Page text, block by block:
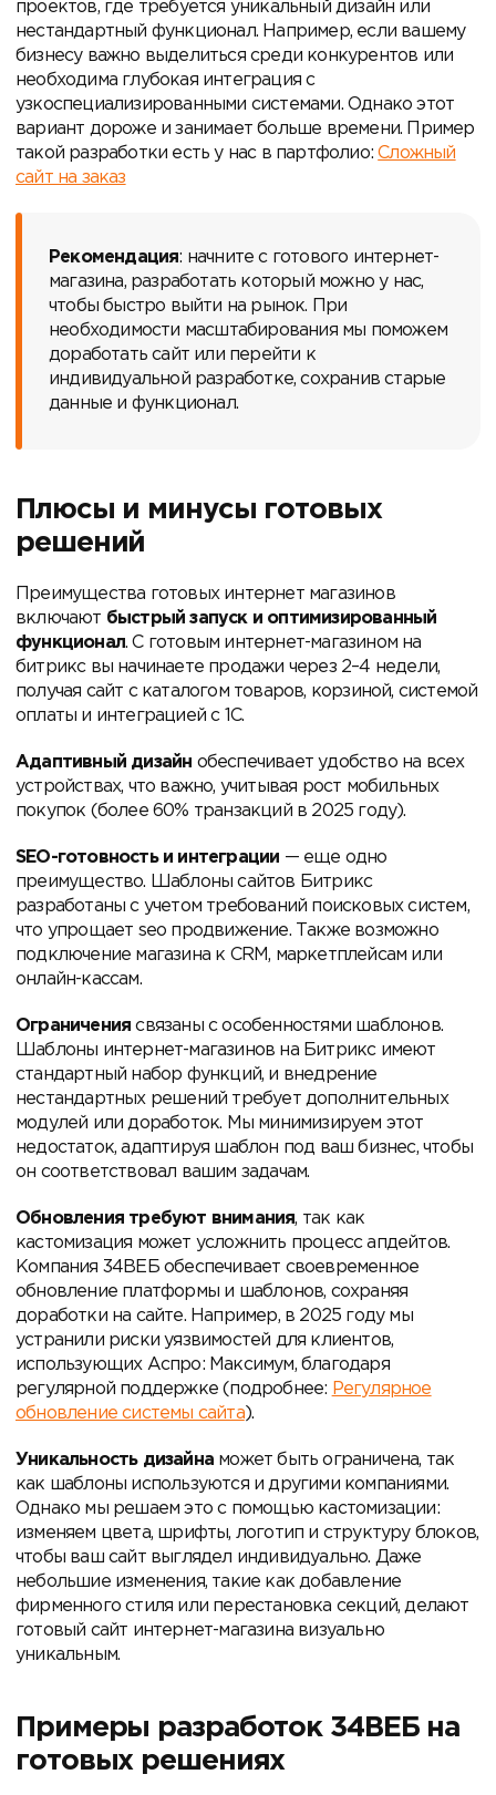
проектов, где требуется уникальный дизайн или
нестандартный функционал. Например, если вашему
бизнесу важно выделиться среди конкурентов или
необходима глубокая интеграция с
узкоспециализированными системами. Однако этот
вариант дороже и занимает больше времени. Пример
такой разработки есть у нас в партфолио:Сложный
сайт на заказ
Рекомендация: начните с готового интернет-
магазина, разработать который можно у нас,
чтобы быстро выйти на рынок. При
необходимости масштабирования мы поможем
доработать сайт или перейти к
индивидуальной разработке, сохранив старые
данные и функционал.
Плюсы и минусы готовых
решений
Преимущества готовых интернет магазинов
включают быстрый запуск и оптимизированный
функционал. С готовым интернет-магазином на
битрикс вы начинаете продажи через 2–4 недели,
получая сайт с каталогом товаров, корзиной, системой
оплаты и интеграцией с 1С.
Адаптивный дизайн обеспечивает удобство на всех
устройствах, что важно, учитывая рост мобильных
покупок (более 60% транзакций в 2025 году).
SEO-готовность и интеграции — еще одно
преимущество. Шаблоны сайтов Битрикс
разработаны с учетом требований поисковых систем,
что упрощает seo продвижение. Также возможно
подключение магазина к CRM, маркетплейсам или
онлайн-кассам.
Ограничения связаны с особенностями шаблонов.
Шаблоны интернет-магазинов на Битрикс имеют
стандартный набор функций, и внедрение
нестандартных решений требует дополнительных
модулей или доработок. Мы минимизируем этот
недостаток, адаптируя шаблон под ваш бизнес, чтобы
он соответствовал вашим задачам.
Обновления требуют внимания, так как
кастомизация может усложнить процесс апдейтов.
Компания 34ВЕБ обеспечивает своевременное
обновление платформы и шаблонов, сохраняя
доработки на сайте. Например, в 2025 году мы
устранили риски уязвимостей для клиентов,
использующих Аспро: Максимум, благодаря
регулярной поддержке (подробнее: Регулярное
обновление системы сайта).
Уникальность дизайна может быть ограничена, так
как шаблоны используются и другими компаниями.
Однако мы решаем это с помощью кастомизации:
изменяем цвета, шрифты, логотип и структуру блоков,
чтобы ваш сайт выглядел индивидуально. Даже
небольшие изменения, такие как добавление
фирменного стиля или перестановка секций, делают
готовый сайт интернет-магазина визуально
уникальным.
Примеры разработок 34ВЕБ на
готовых решениях